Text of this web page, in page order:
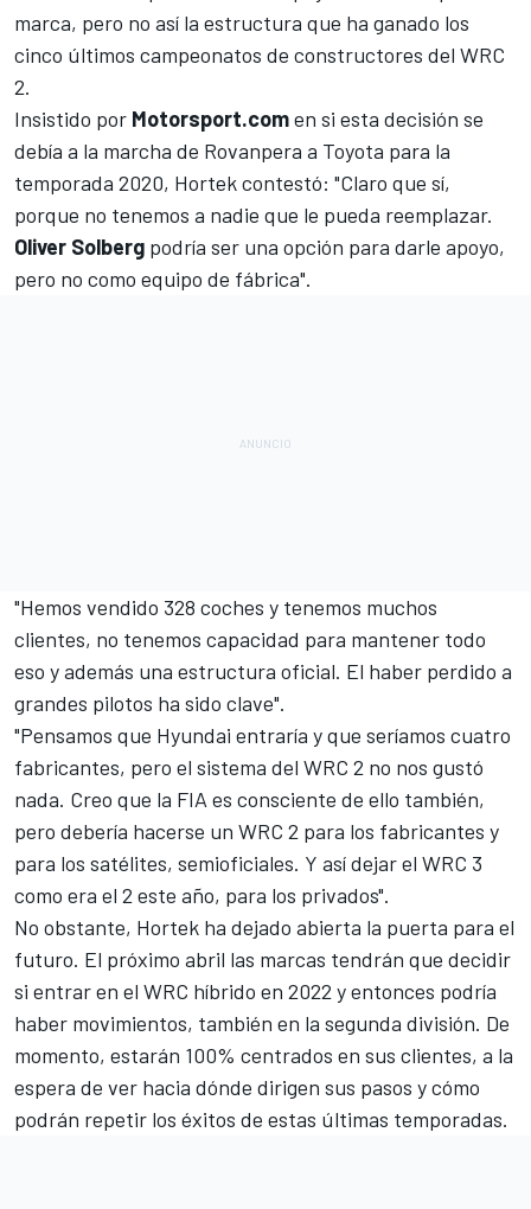
marca, pero no así la estructura que ha ganado los
cinco últimos campeonatos de constructores del WRC
2.
Insistido por Motorsport.comen si esta decisión se
debía a la marcha de Rovanpera a Toyota para la
temporada 2020, Hortek contestó: "Claro que sí,
porque no tenemos a nadie que le pueda reemplazar.
Oliver Solberg podría ser una opción para darle apoyo,
pero no como equipo de fábrica".
"Hemos vendido 328 coches y tenemos muchos
clientes, no tenemos capacidad para mantener todo
eso y además una estructura oficial. El haber perdido a
grandes pilotos ha sido clave".
"Pensamos que Hyundai entraría y que seríamos cuatro
fabricantes, pero el sistema del WRC 2 no nos gustó
nada. Creo que la FIA es consciente de ello también,
pero debería hacerse un WRC 2 para los fabricantes y
para los satélites, semioficiales. Y así dejar el WRC 3
como era el 2 este año, para los privados".
No obstante, Hortek ha dejado abierta la puerta para el
futuro. El próximo abril las marcas tendrán que decidir
si entrar en el WRC híbrido en 2022 y entonces podría
haber movimientos, también en la segunda división. De
momento, estarán 100% centrados en sus clientes, a la
espera de ver hacia dónde dirigen sus pasos y cómo
podrán repetir los éxitos de estas últimas temporadas.